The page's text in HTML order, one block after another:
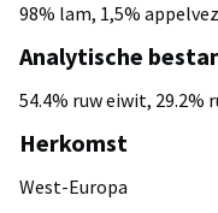
98% lam, 1,5%
Analytische
54.4% ruw eiwit, 29.2%
Herkomst
West-Europa